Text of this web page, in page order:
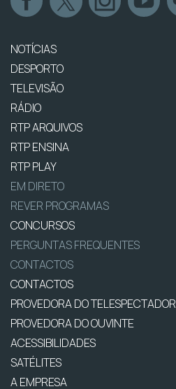
NOTÍCIAS
DESPORTO
TELEVISÃO
RÁDIO
RTP ARQUIVOS
RTP ENSINA
RTP PLAY
EM DIRETO
REVER PROGRAMAS
CONCURSOS
PERGUNTAS FREQUENTES
CONTACTOS
CONTACTOS
PROVEDORA DO TELESPECTADOR
PROVEDORA DO OUVINTE
ACESSIBILIDADES
SATÉLITES
A EMPRESA